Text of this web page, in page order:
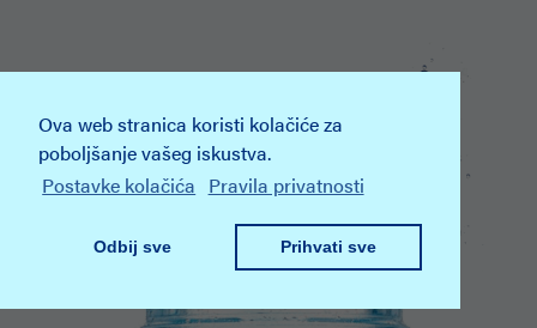
Ova web stranica koristi kolačiće za
poboljšanje vašeg iskustva.
Postavke kolačića Pravila privatnosti
Odbij sve Prihvati sve